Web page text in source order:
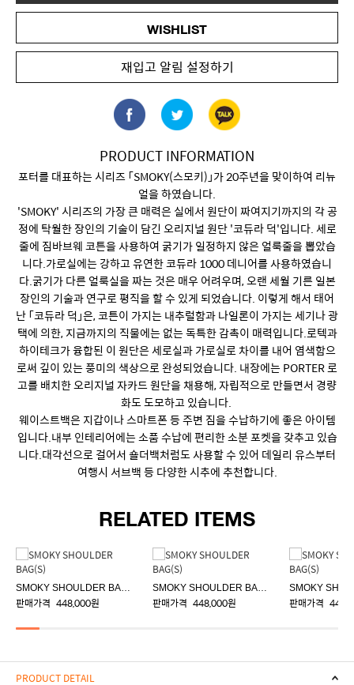
WISHLIST
재입고 알림 설정하기
PRODUCT INFORMATION
포터를 대표하는 시리즈 「SMOKY(스모키)」가 20주년을 맞이하여 리뉴
얼을 하였습니다.
'SMOKY' 시리즈의 가장 큰 매력은 실에서 원단이 짜여지기까지의 각 공
정에 탁월한 장인의 기술이 담긴 오리지널 원단 '코듀라 덕'입니다. 세로
줄에 짐바브웨 코튼을 사용하여 굵기가 일정하지 않은 얼룩줄을 뽑았습
니다.가로실에는 강하고 유연한 코듀라 1000 데니어를 사용하였습니
다.굵기가 다른 얼룩실을 짜는 것은 매우 어려우며, 오랜 세월 기른 일본
장인의 기술과 연구로 평직을 할 수 있게 되었습니다. 이렇게 해서 태어
난 「코듀라 덕」은, 코튼이 가지는 내추럴함과 나일론이 가지는 세기나 광
택에 의한, 지금까지의 직물에는 없는 독특한 감촉이 매력입니다.로텍과
하이테크가 융합된 이 원단은 세로실과 가로실로 차이를 내어 염색함으
로써 깊이 있는 풍미의 색상으로 완성되었습니다. 내장에는 PORTER 로
고를 배치한 오리지널 자카드 원단을 채용해, 자립적으로 만들면서 경량
화도 도모하고 있습니다.
웨이스트백은 지갑이나 스마트폰 등 주변 짐을 수납하기에 좋은 아이템
입니다.내부 인테리어에는 소품 수납에 편리한 소분 포켓을 갖추고 있습
니다.대각선으로 걸어서 숄더백처럼도 사용할 수 있어 데일리 유스부터
여행시 서브백 등 다양한 시추에 추천합니다.
RELATED ITEMS
판매가격 448,000원 판매가격 448,000원 판매가격
PRODUCT DETAIL